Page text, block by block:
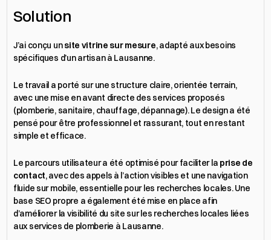
Solution
J’ai conçu un site vitrine sur mesure, adapté aux besoins
spécifiques d’un artisan à Lausanne.
Le travail a porté sur une structure claire, orientée terrain,
avec une mise en avant directe des services proposés
(plomberie, sanitaire, chauffage, dépannage). Le design a été
pensé pour être professionnel et rassurant, tout en restant
simple et efficace.
Le parcours utilisateur a été optimisé pour faciliter la prise de
contact, avec des appels à l’action visibles et une navigation
fluide sur mobile, essentielle pour les recherches locales. Une
base SEO propre a également été mise en place afin
d’améliorer la visibilité du site sur les recherches locales liées
aux services de plomberie à Lausanne.